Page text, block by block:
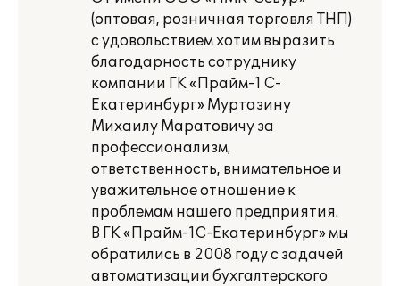
(оптовая, розничная торговля ТНП)
с удовольствием хотим выразить
благодарность сотруднику
компании ГК «Прайм-1 С-
Екатеринбург» Муртазину
Михаилу Маратовичу за
профессионализм,
ответственность, внимательное и
уважительное отношение к
проблемам нашего предприятия.
В ГК «Прайм-1С-Екатеринбург» мы
обратились в 2008 году с задачей
автоматизации бухгалтерского